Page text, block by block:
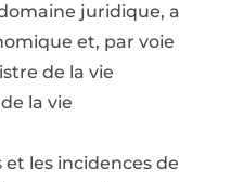
juridique, a
et, par voie
de la vie
la vie
les incidences de